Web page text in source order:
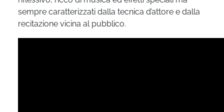
sempre caratterizzati dalla tecnica d’attore e dalla
recitazione vicina al pubblico.